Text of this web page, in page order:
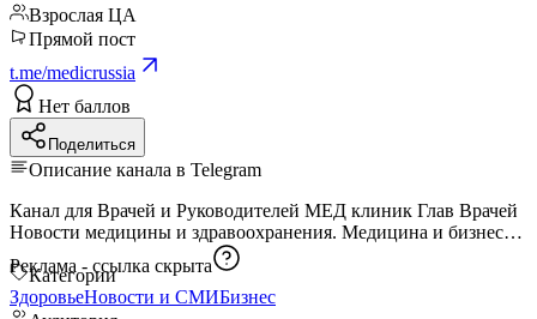
Взрослая ЦА
Прямой пост
t.me/medicrussia
Нет баллов
Поделиться
Описание канала в Telegram
Канал для Врачей и Руководителей МЕД клиник Глав Врачей
Новости медицины и здравоохранения. Медицина и бизнес
Реклама - ссылка скрыта
Категории
ЗдоровьеНовости и СМИБизнес